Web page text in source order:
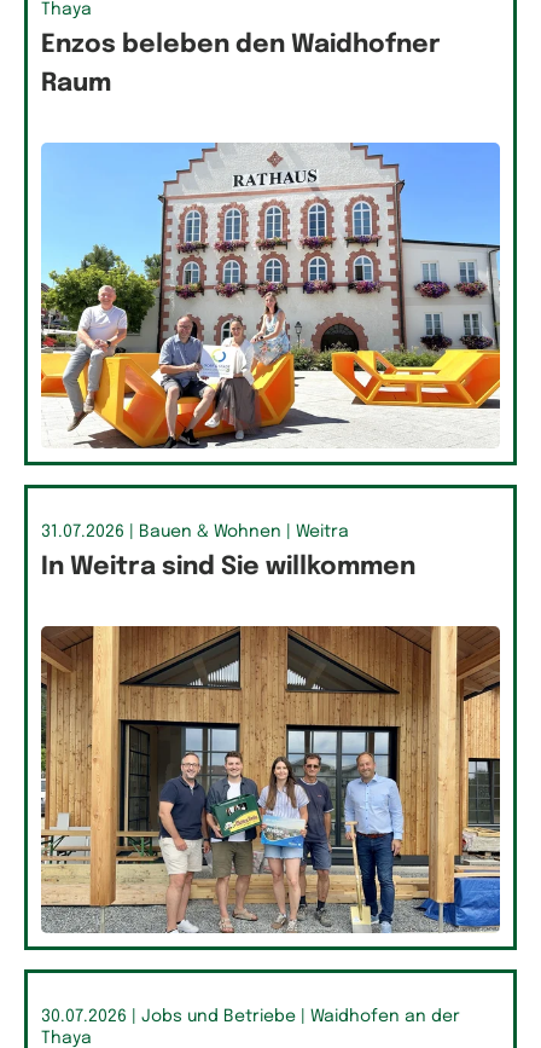
Thaya
Enzos beleben den Waidhofner
Raum
31.07.2026 | Bauen & Wohnen | Weitra
In Weitra sind Sie willkommen
30.07.2026 | Jobs und Betriebe
| Waidhofen an der
Thaya